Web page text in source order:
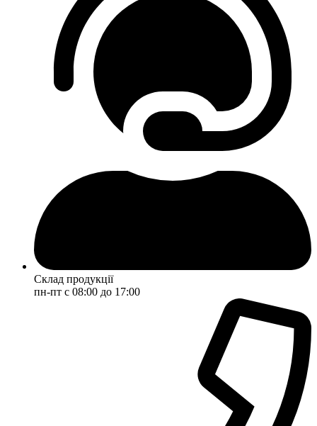
Склад продукції
пн-пт с 08:00 до 17:00